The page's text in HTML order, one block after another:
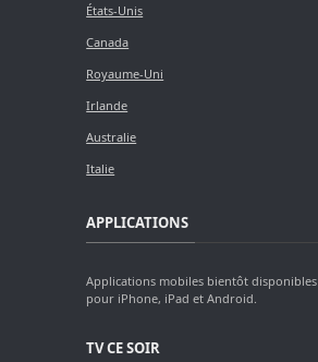
États-Unis
Canada
Royaume-Uni
Irlande
Australie
Italie
APPLICATIONS
Applications mobiles bientôt disponibles
pour iPhone, iPad et Android.
TV CE SOIR